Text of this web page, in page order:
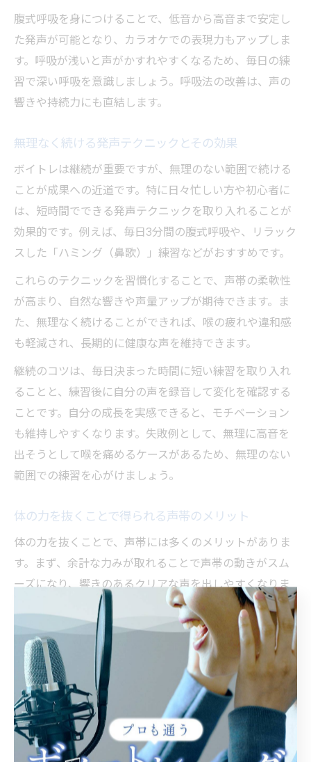
腹式呼吸を身につけることで、低音から高音まで安定し
た発声が可能となり、カラオケでの表現力もアップしま
す。呼吸が浅いと声がかすれやすくなるため、毎日の練
習で深い呼吸を意識しましょう。呼吸法の改善は、声の
響きや持続力にも直結します。
無理なく続ける発声テクニックとその効果
ボイトレは継続が重要ですが、無理のない範囲で続ける
ことが成果への近道です。特に日々忙しい方や初心者に
は、短時間でできる発声テクニックを取り入れることが
効果的です。例えば、毎日3分間の腹式呼吸や、リラック
スした「ハミング（鼻歌）」練習などがおすすめです。
これらのテクニックを習慣化することで、声帯の柔軟性
が高まり、自然な響きや声量アップが期待できます。ま
た、無理なく続けることができれば、喉の疲れや違和感
も軽減され、長期的に健康な声を維持できます。
継続のコツは、毎日決まった時間に短い練習を取り入れ
ることと、練習後に自分の声を録音して変化を確認する
ことです。自分の成長を実感できると、モチベーション
も維持しやすくなります。失敗例として、無理に高音を
出そうとして喉を痛めるケースがあるため、無理のない
範囲での練習を心がけましょう。
体の力を抜くことで得られる声帯のメリット
体の力を抜くことで、声帯には多くのメリットがありま
す。まず、余計な力みが取れることで声帯の動きがスム
ーズになり、響きのあるクリアな声を出しやすくなりま
す。これは、ボイトレの基本である「効率よく声帯を使
う」ことに直結しています。
さらに、無駄な緊張を避けることで声帯への負担が減少
し、喉の疲労や声枯れのリスクも軽減できます。例え
ば、カラオケで長時間歌っても声がかすれにくくなり、
パフォーマンスの質が向上します。
また、力を抜いて発声することで自然な共鳴が生まれ、